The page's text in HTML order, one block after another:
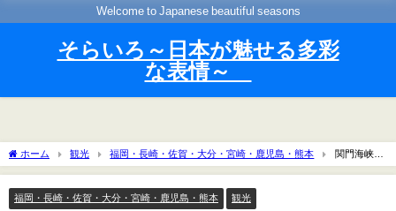
Welcome to Japanese beautiful seasons
そらいろ～日本が魅せる多彩
な表情～
ホーム 観光 福岡・長崎・佐賀・大分・宮崎・鹿児島・熊本
関門海峡花
火大会2025の穴場や屋台は？アクセスや駐車場や交通規制は？
福岡・長崎・佐賀・大分・宮崎・鹿児島・熊本 観光